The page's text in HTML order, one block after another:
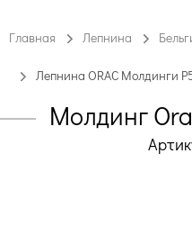
Главная Лепнина
Лепнина ORAC Молдинги
Молдинг